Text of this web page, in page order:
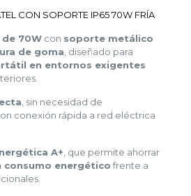
CON SOPORTE IP65 70W FRÍA
de 70Wcon soporte metálico
de goma , diseñado para
en entornos exigentes
, sin necesidad de
conexión rápida a red eléctrica
A+ , que permite ahorrar
consumo energético frente a